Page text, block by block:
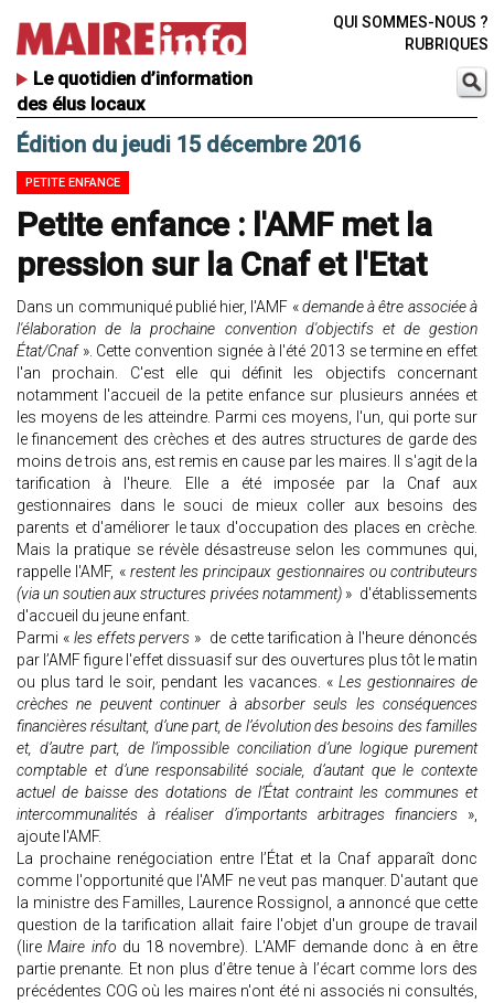
Le quotidien d’information
des élus locaux
QUI SOMMES-NOUS ?
RUBRIQUES
Édition du jeudi 15 décembre 2016
PETITE ENFANCE
Petite enfance : l'AMF met la
pression sur la Cnaf et l'Etat
Dans un communiqué publié hier, l'AMF «demande à être associée à
l'élaboration de la prochaine convention d'objectifs et de gestion
État/Cnaf». Cette convention signée à l'été 2013 se termine en effet
l'an prochain. C'est elle qui définit les objectifs concernant
notamment l'accueil de la petite enfance sur plusieurs années et
les moyens de les atteindre. Parmi ces moyens, l'un, qui porte sur
le financement des crèches et des autres structures de garde des
moins de trois ans, est remis en cause par les maires. Il s'agit de la
tarification à l'heure. Elle a été imposée par la Cnaf aux
gestionnaires dans le souci de mieux coller aux besoins des
parents et d'améliorer le taux d'occupation des places en crèche.
Mais la pratique se révèle désastreuse selon les communes qui,
rappelle l'AMF, «restent les principaux gestionnaires ou contributeurs
(via un soutien aux structures privées notamment) » d'établissements
d'accueil du jeune enfant.
Parmi « les effets pervers » de cette tarification à l'heure dénoncés
par l’AMF figure l'effet dissuasif sur des ouvertures plus tôt le matin
ou plus tard le soir, pendant les vacances. « Les gestionnaires de
crèches ne peuvent continuer à absorber seuls les conséquences
financières résultant, d’une part, de l’évolution des besoins des familles
et, d’autre part, de l’impossible conciliation d’une logique purement
comptable et d’une responsabilité sociale, d’autant que le contexte
actuel de baisse des dotations de l’État contraint les communes et
intercommunalités à réaliser d’importants arbitrages financiers»,
ajoute l'AMF.
La prochaine renégociation entre l’État et la Cnaf apparaît donc
comme l'opportunité que l'AMF ne veut pas manquer. D'autant que
la ministre des Familles, Laurence Rossignol, a annoncé que cette
question de la tarification allait faire l'objet d'un groupe de travail
(lireMaire info du 18 novembre). L'AMF demande donc à en être
partie prenante. Et non plus d’être tenue à l’écart comme lors des
précédentes COG où les maires n'ont été ni associés ni consultés,